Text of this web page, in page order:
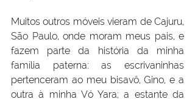
Muitos outros móveis vieram de Cajuru,
São Paulo, onde moram meus pais, e
fazem parte da história da minha
família paterna: as escrivaninhas
pertenceram ao meu bisavô, Gino, e a
outra à minha Vó Yara; a estante da